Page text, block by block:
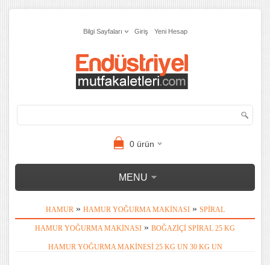
Bilgi Sayfaları Giriş Yeni Hesap
0ürün
MENU
HAMUR » HAMUR YOĞURMA MAKINASI» SPIRAL
HAMUR YOĞURMA MAKINASI » BOĞAZIÇI SPIRAL 25 KG
HAMUR YOĞURMA MAKINESI 25 KG UN 30 KG UN